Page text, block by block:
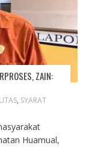
ZAIN:
, SYARAT
Huamual,